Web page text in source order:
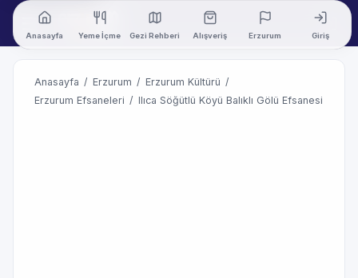
Anasayfa Yeme İçme Gezi Rehberi Alışveriş Erzurum Giriş
Anasayfa / Erzurum / Erzurum Kültürü /
Erzurum Efsaneleri / Ilıca Söğütlü Köyü Balıklı Gölü Efsanesi